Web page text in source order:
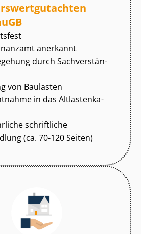
anerkannt
durch Sach­ver­stän­
von Baulasten
in das Alt­las­ten­ka­
schriftliche
(ca. 70-120 Seiten)